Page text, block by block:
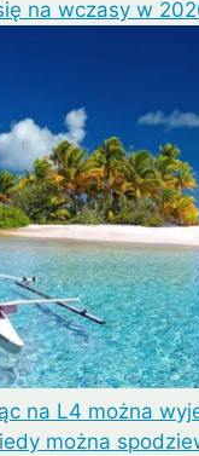
na wczasy w
na L4 można
można